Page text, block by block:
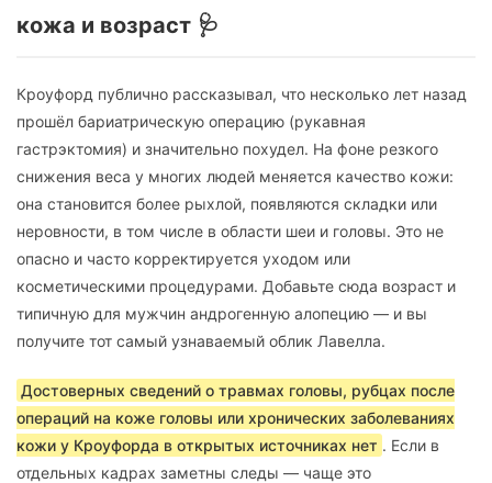
кожа и возраст 🩺
Кроуфорд публично рассказывал, что несколько лет назад
прошёл бариатрическую операцию (рукавная
гастрэктомия) и значительно похудел. На фоне резкого
снижения веса у многих людей меняется качество кожи:
она становится более рыхлой, появляются складки или
неровности, в том числе в области шеи и головы. Это не
опасно и часто корректируется уходом или
косметическими процедурами. Добавьте сюда возраст и
типичную для мужчин андрогенную алопецию — и вы
получите тот самый узнаваемый облик Лавелла.
Достоверных сведений о травмах головы, рубцах после
операций на коже головы или хронических заболеваниях
кожи у Кроуфорда в открытых источниках нет . Если в
отдельных кадрах заметны следы — чаще это